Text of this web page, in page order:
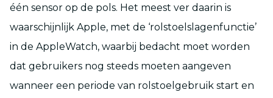
één sensor op de pols. Het meest ver daarin is
waarschijnlijk Apple, met de ‘rolstoelslagenfunctie’
in de AppleWatch, waarbij bedacht moet worden
dat gebruikers nog steeds moeten aangeven
wanneer een periode van rolstoelgebruik start en